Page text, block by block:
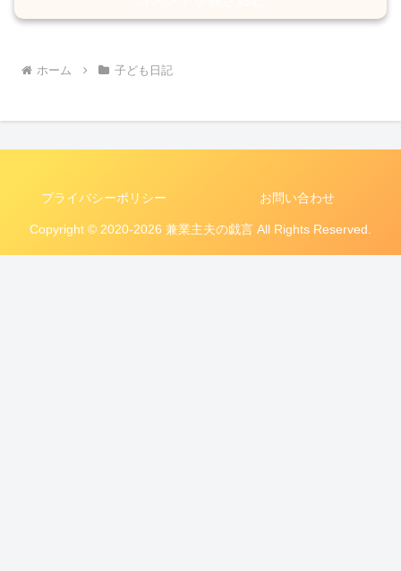
ホーム 子ども日記
プライバシーポリシー お問い合わせ
Copyright © 2020-2026 兼業主夫の戯言 All Rights Reserved.